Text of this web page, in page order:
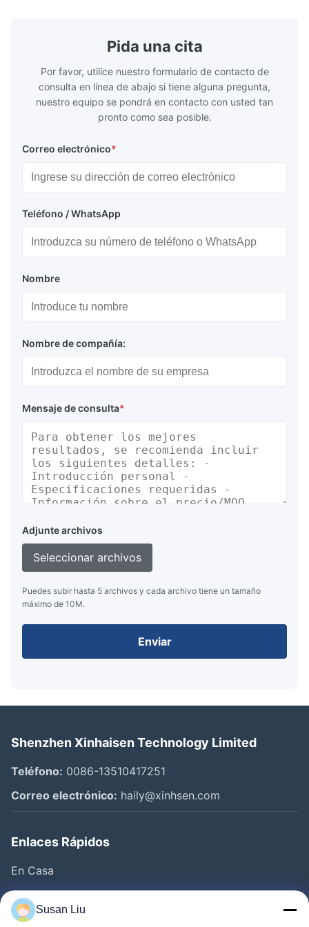
distribution in production processes. Flow
Plate Features Complex, Burr
Pida una cita
Por favor, utilice nuestro formulario de contacto de
consulta en línea de abajo si tiene alguna pregunta,
nuestro equipo se pondrá en contacto con usted tan
pronto como sea posible.
Correo electrónico*
Teléfono / WhatsApp
Nombre
Nombre de compañía:
Mensaje de consulta*
Adjunte archivos
Seleccionar archivos
Puedes subir hasta 5 archivos y cada archivo tiene un tamaño
máximo de 10M.
Enviar
Shenzhen Xinhaisen Technology Limited
Teléfono: 0086-13510417251
Correo electrónico: haily@xinhsen.com
Enlaces Rápidos
En Casa
Productos
Videos
Susan Liu